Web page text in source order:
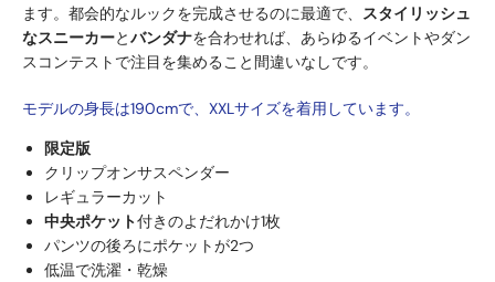
ます。都会的なルックを完成させるのに最適で、
スタイリッシュ
なスニーカーとバンダナを合わせれば、あらゆるイベントやダン
スコンテストで注目を集めること間違いなしです。
モデルの身長は190cmで、XXLサイズを着用しています。
限定版
クリップオンサスペンダー
レギュラーカット
中央ポケット付きのよだれかけ1枚
パンツの後ろにポケットが2つ
低温で洗濯・乾燥